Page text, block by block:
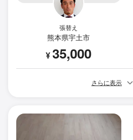
張替え
熊本県宇土市
¥35,000
さらに表示